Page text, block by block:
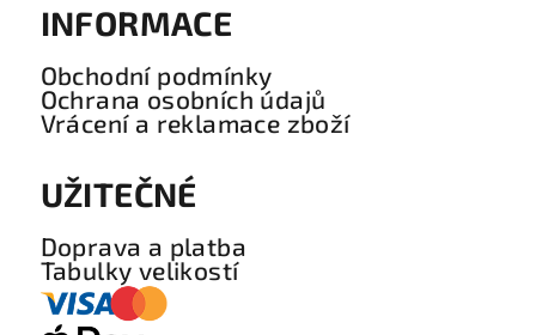
INFORMACE
Obchodní podmínky
Ochrana osobních údajů
Vrácení a reklamace zboží
UŽITEČNÉ
Doprava a platba
Tabulky velikostí